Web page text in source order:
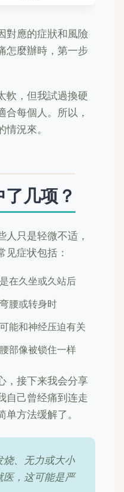
對應的症狀和風險
怎麼辦時，第一步
軟，但我試過換硬
合每個人。所以，
況來。
几项？
人只是轻微不适，
见症状包括：
在久坐或久站后
腰或转身时
能和神经压迫有关
部像被锁住一样
，接下来我会分享
自己曾经痛到连走
方法缓解了。
烧、无力或大小
医，这可能是严